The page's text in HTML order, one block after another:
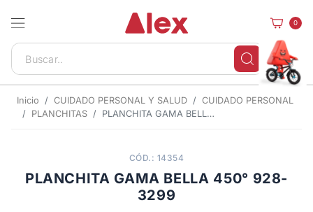
0
Inicio CUIDADO PERSONAL Y SALUD
CUIDADO PERSONAL
PLANCHITAS
PLANCHITA GAMA BELLA 450° 928-3299
CÓD.: 14354
PLANCHITA GAMA BELLA 450° 928-
3299